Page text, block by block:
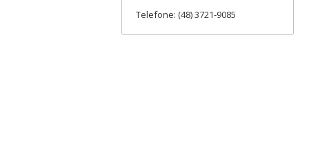
Telefone: (48) 3721-9085